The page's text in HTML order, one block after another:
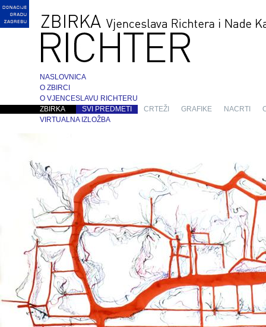
NASLOVNICA
O ZBIRCI
O VJENCESLAVU RICHTERU
ZBIRKA
SVI PREDMETI CRTEŽI GRAFIKE NACRTI
VIRTUALNA IZLOŽBA